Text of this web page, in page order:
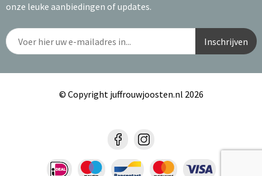
onze leuke aanbiedingen of updates.
© Copyright juffrouwjoosten.nl 2026